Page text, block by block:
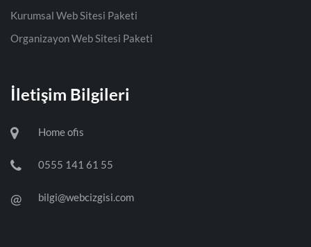
Kurumsal Web Sitesi Paketi
Organizayon Web Sitesi Paketi
İletişim Bilgileri
Home ofis
0555 141 61 55
@ bilgi@webcizgisi.com